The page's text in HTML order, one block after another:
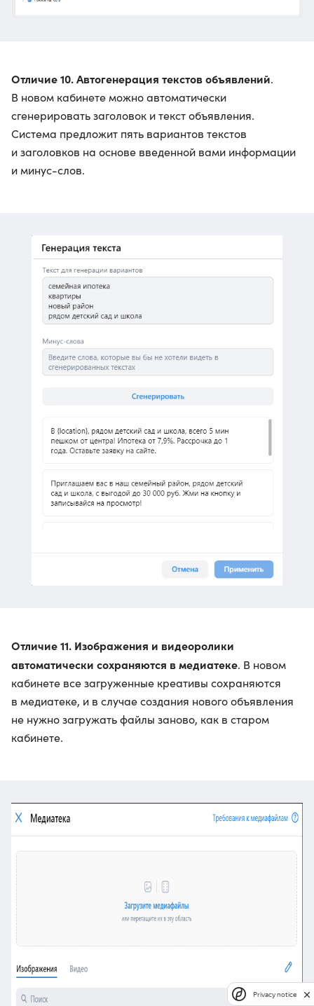
Отличие 10. Автогенерация текстов объявлений.
В новом кабинете можно автоматически
сгенерировать заголовок и текст объявления.
Система предложит пять вариантов текстов
и заголовков на основе введенной вами информации
и минус-слов.
Отличие 11. Изображения и видеоролики
автоматически сохраняются в медиатеке. В новом
кабинете все загруженные креативы сохраняются
в медиатеке, и в случае создания нового объявления
не нужно загружать файлы заново, как в старом
кабинете.
Privacy notice